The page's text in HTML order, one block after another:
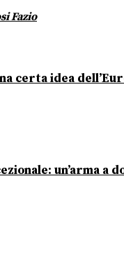
Fazio
certa idea
un’arma a